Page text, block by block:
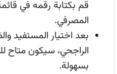
قم بكتابة رقمه في
المصرفي.
بعد اختيار المستفيد
الراجحي، سيكون متاح
بسهولة.